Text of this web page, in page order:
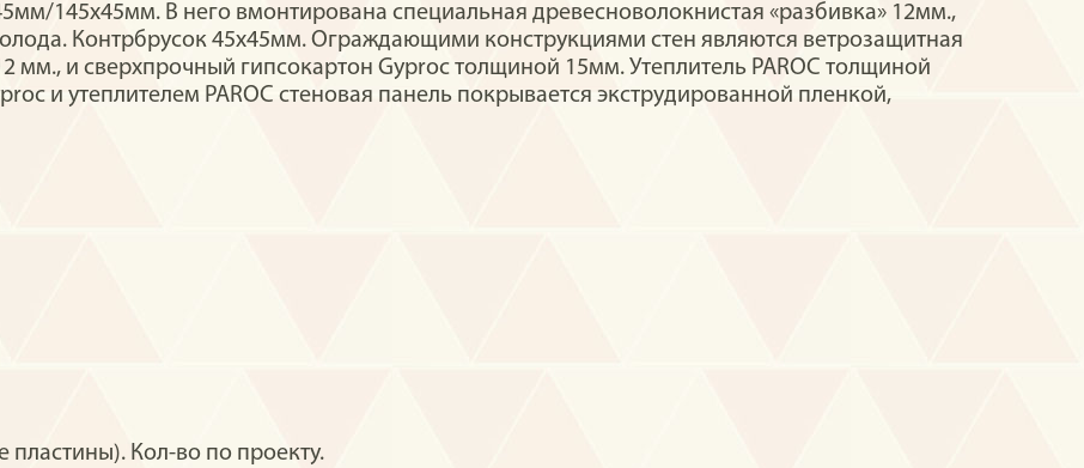
145x45мм. В него вмонтирована специальная древесноволокнистая «разбивка» 12мм.,
Контрбрусок 45х45мм. Ограждающими конструкциями стен являются ветрозащитная
мм., и сверхпрочный гипсокартон Gyproc толщиной 15мм. Утеплитель PAROC толщиной
и утеплителем PAROC стеновая панель покрывается экструдированной пленкой,
Кол-во по проекту.